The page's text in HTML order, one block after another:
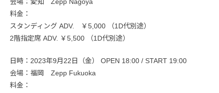
料金：
スタンディング ADV. ￥5,000 （1D代別途）
2階指定席 ADV. ￥5,500 （1D代別途）
日時：2023年9月22日（金） OPEN 18:00 / START 19:00
会場：福岡 Zepp Fukuoka
料金：